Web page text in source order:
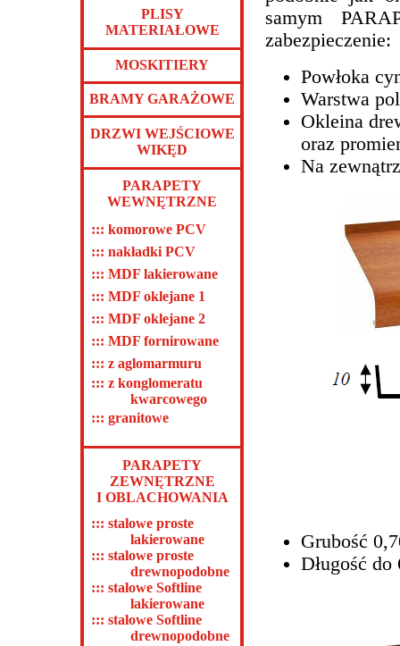
PLISY
MATERIAŁOWE
MOSKITIERY
BRAMY GARAŻOWE
DRZWI WEJŚCIOWE
WIKĘD
PARAPETY
WEWNĘTRZNE
::: komorowe PCV
::: nakładki PCV
::: MDF lakierowane
::: MDF oklejane 1
::: MDF oklejane 2
::: MDF fornirowane
::: z aglomarmuru
::: z konglomeratu
kwarcowego
::: granitowe
PARAPETY
ZEWNĘTRZNE
I OBLACHOWANIA
::: stalowe proste
lakierowane
::: stalowe proste
drewnopodobne
::: stalowe Softline
lakierowane
::: stalowe Softline
drewnopodobne
samym
zabezpieczenie:
Powłoka
Warstwa
Okleina
oraz
Na
Grubość
Długość do